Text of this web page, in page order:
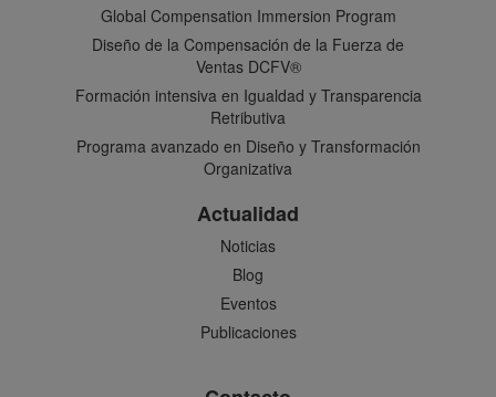
Global Compensation Immersion Program
Diseño de la Compensación de la Fuerza de
Ventas DCFV®
Formación intensiva en Igualdad y Transparencia
Retributiva
Programa avanzado en Diseño y Transformación
Organizativa
Actualidad
Noticias
Blog
Eventos
Publicaciones